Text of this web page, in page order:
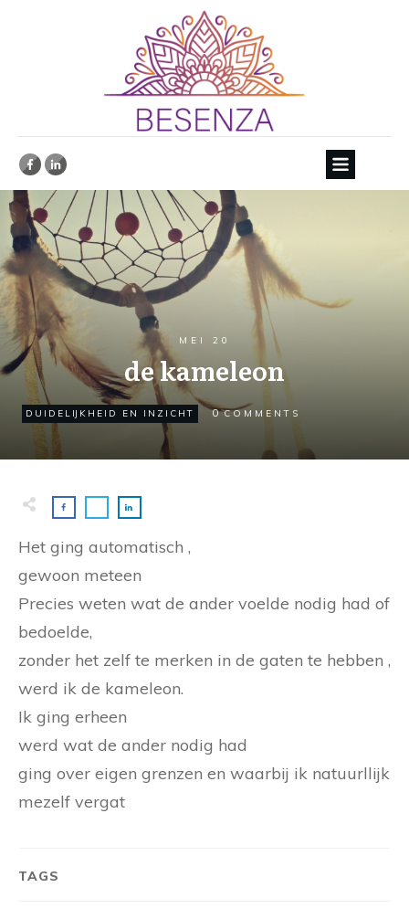
MEI 20
de kameleon
DUIDELIJKHEID EN INZICHT 0 COMMENTS
Het ging automatisch ,
gewoon meteen
Precies weten wat de ander voelde nodig had of
bedoelde,
zonder het zelf te merken in de gaten te hebben ,
werd ik de kameleon.
Ik ging erheen
werd wat de ander nodig had
ging over eigen grenzen en waarbij ik natuurllijk
mezelf vergat
TAGS